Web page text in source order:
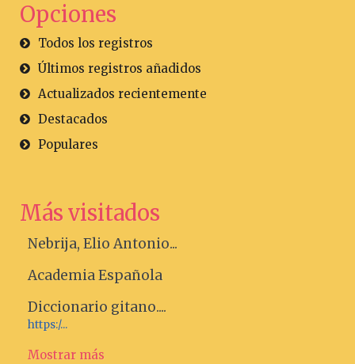
Opciones
Todos los registros
Últimos registros añadidos
Actualizados recientemente
Destacados
Populares
Más visitados
Nebrija, Elio Antonio...
Academia Española
Diccionario gitano....
https:/...
Mostrar más